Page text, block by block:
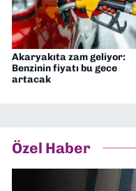
Akaryakıta zam geliyor:
Benzinin fiyatı bu gece
artacak
Özel Haber